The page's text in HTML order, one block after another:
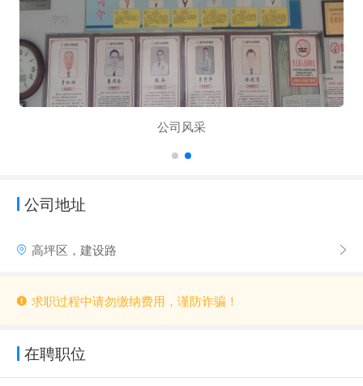
公司风采
公司地址
高坪区，建设路
求职过程中请勿缴纳费用，谨防诈骗！
在聘职位